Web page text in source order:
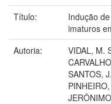
Título:
Indução
imaturos
Autoria:
VIDAL, M.
SANTOS,